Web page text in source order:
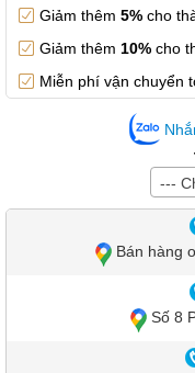
Giảm thêm 5% cho
Giảm thêm 10% cho
Miễn phí vận chuyển
---
Bán hàng
Số 8